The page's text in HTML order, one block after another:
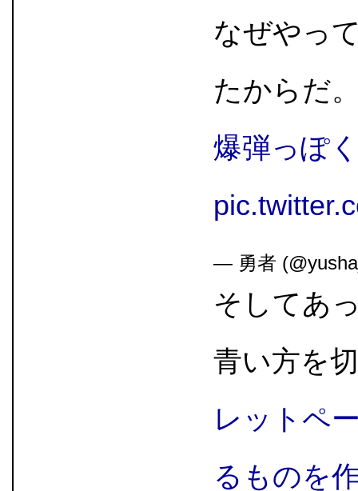
なぜやっ
たからだ
爆弾っぽ
— 勇者
そしてあ
青い方を
レットペ
るものを